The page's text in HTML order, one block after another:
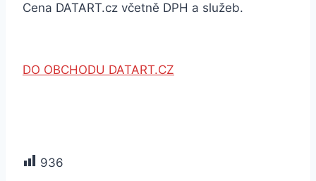
Cena DATART.cz včetně DPH a služeb.
DO OBCHODU DATART.CZ
936